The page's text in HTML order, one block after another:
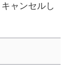
ャンセルし